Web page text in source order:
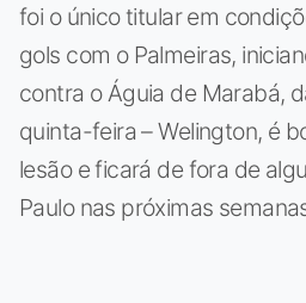
foi o único titular em
gols com o Palmeiras,
contra o Águia de Marabá,
quinta-feira – Welington, é
lesão e ficará de fora de
Paulo nas próximas